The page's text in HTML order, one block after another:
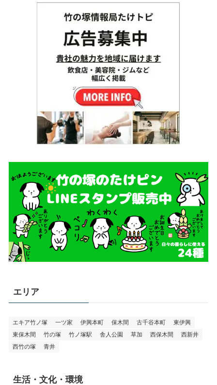
エリア
エキア竹ノ塚 一ツ家 伊興本町 保木間 古千谷本町
東伊興
東保木間
竹の塚 竹ノ塚駅 舎人公園 草加 西保木間
西新井
西竹の塚
青井
生活・文化・環境